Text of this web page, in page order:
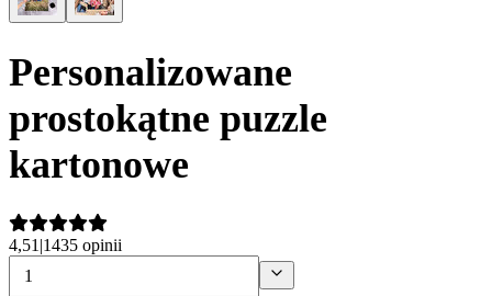
Personalizowane
prostokątne puzzle
kartonowe
4,51 |1435 opinii